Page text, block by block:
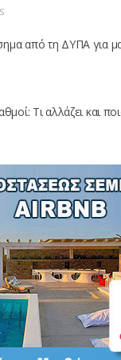
από τη ΔΥΠΑ για
Τι αλλάζει και